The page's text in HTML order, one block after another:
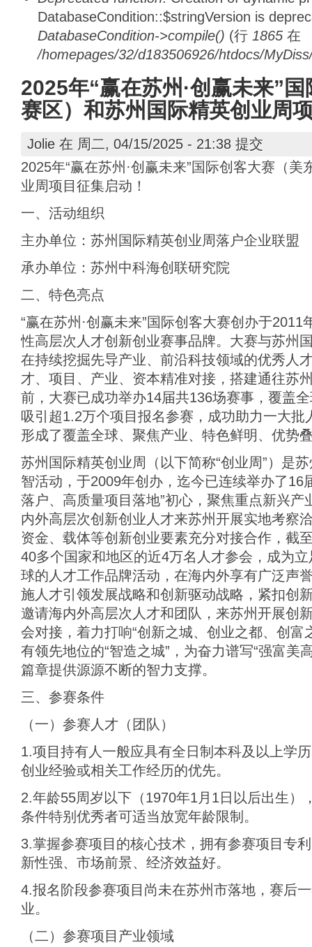
DatabaseCondition::$stringVersion is
DatabaseCondition->compile() (行 1865 在
/homepages/32/d183506926/htdocs/
2025年“赢在苏州·创赢未来”
赛区）和苏州国际精英创业周
Jolie 在 周二, 04/15/2025 - 21:38 提交
2025年“赢在苏州·创赢未来”国际创客大赛（
业周项目征集启动！
一、活动组织
主办单位：苏州国际精英创业周落户企业联盟
承办单位：苏州中科海创联研究院
二、特色亮点
“赢在苏州·创赢未来”国际创客大赛创办于
性高层次人才创新创业赛事品牌。大赛与苏州
在持续挖掘先导产业、前沿科技领域的优秀人
才、项目、产业、资本精准对接，搭建通往苏
前，大赛已成功举办14届共136场赛事，覆盖
吸引超1.2万个项目报名参赛，成功助力一大批
形成了覆盖全球、聚焦产业、特色鲜明、优势
苏州国际精英创业周（以下简称“创业周”）是
智活动，于2009年创办，迄今已连续举办了16
落户、高质量项目落地”初心，聚焦重点新兴产
内外高层次创新创业人才来苏州开展实地考察
资金、载体等创新创业要素充分对接合作，截
40多个国家和地区的近4万名人才参会，成为
球的人才工作品牌活动，在海内外享有广泛声
施人才引领发展战略和创新驱动战略，紧扣创
邀请海内外高层次人才和团队，来苏州开展创
会对接，着力打响“创新之城、创业之都、创富
有领先地位的“智造之城”，为奋力谱写“强富美
篇章提供源源不断的智力支撑。
三、参赛条件
（一）参赛人才（团队）
1.项目持有人一般应具有全日制本科及以上学
创业经验或相关工作经历的优先。
2.年龄55周岁以下（1970年1月1日以后出生）
条件特别优秀者可适当放宽年龄限制。
3.掌握参赛项目的核心技术，拥有参赛项目专
新性强、市场前景、经济效益好。
4.报名阶段参赛项目尚未在苏州市落地，赛后
业。
（二）参赛项目产业领域